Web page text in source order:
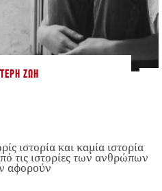
ΖΩΉ
ιστορία και καμία ιστορία
τις ιστορίες των ανθρώπων
αφορούν